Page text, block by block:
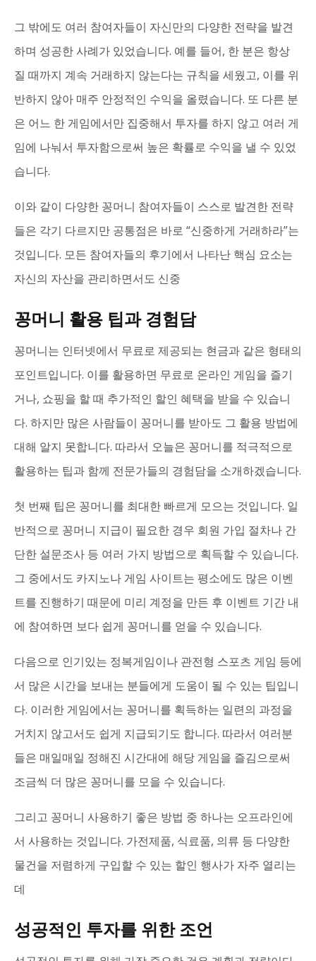
그 밖에도 여러 참여자들이 자신만의 다양한 전략을 발견
하며 성공한 사례가 있었습니다. 예를 들어, 한 분은 항상
질 때까지 계속 거래하지 않는다는 규칙을 세웠고, 이를 위
반하지 않아 매주 안정적인 수익을 올렸습니다. 또 다른 분
은 어느 한 게임에서만 집중해서 투자를 하지 않고 여러 게
임에 나눠서 투자함으로써 높은 확률로 수익을 낼 수 있었
습니다.
이와 같이 다양한 꽁머니 참여자들이 스스로 발견한 전략
들은 각기 다르지만 공통점은 바로 “신중하게 거래하라”는
것입니다. 모든 참여자들의 후기에서 나타난 핵심 요소는
자신의 자산을 관리하면서도 신중
꽁머니 활용 팁과 경험담
꽁머니는 인터넷에서 무료로 제공되는 현금과 같은 형태의
포인트입니다. 이를 활용하면 무료로 온라인 게임을 즐기
거나, 쇼핑을 할 때 추가적인 할인 혜택을 받을 수 있습니
다. 하지만 많은 사람들이 꽁머니를 받아도 그 활용 방법에
대해 알지 못합니다. 따라서 오늘은 꽁머니를 적극적으로
활용하는 팁과 함께 전문가들의 경험담을 소개하겠습니다.
첫 번째 팁은 꽁머니를 최대한 빠르게 모으는 것입니다. 일
반적으로 꽁머니 지급이 필요한 경우 회원 가입 절차나 간
단한 설문조사 등 여러 가지 방법으로 획득할 수 있습니다.
그 중에서도 카지노나 게임 사이트는 평소에도 많은 이벤
트를 진행하기 때문에 미리 계정을 만든 후 이벤트 기간 내
에 참여하면 보다 쉽게 꽁머니를 얻을 수 있습니다.
다음으로 인기있는 정복게임이나 관전형 스포츠 게임 등에
서 많은 시간을 보내는 분들에게 도움이 될 수 있는 팁입니
다. 이러한 게임에서는 꽁머니를 획득하는 일련의 과정을
거치지 않고서도 쉽게 지급되기도 합니다. 따라서 여러분
들은 매일매일 정해진 시간대에 해당 게임을 즐김으로써
조금씩 더 많은 꽁머니를 모을 수 있습니다.
그리고 꽁머니 사용하기 좋은 방법 중 하나는 오프라인에
서 사용하는 것입니다. 가전제품, 식료품, 의류 등 다양한
물건을 저렴하게 구입할 수 있는 할인 행사가 자주 열리는
데
성공적인 투자를 위한 조언